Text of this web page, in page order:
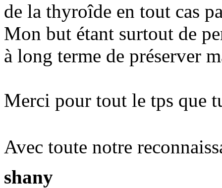
de la thyroîde en tout cas
Mon but étant surtout de
à long terme de préserver
Merci pour tout le tps que
Avec toute notre
shany